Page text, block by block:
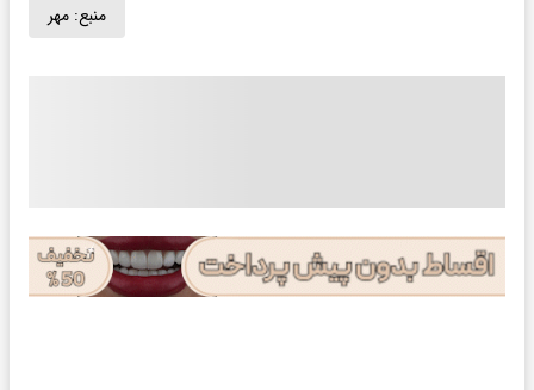
منبع: مهر